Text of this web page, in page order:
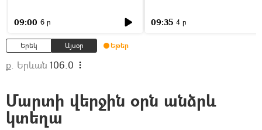
09:00 6 ր 09:35 4 ր
Երեկ Այսօր Եթեր
ք. Երևան 106.0
Մարտի վերջին օրն անձրև
կտեղա